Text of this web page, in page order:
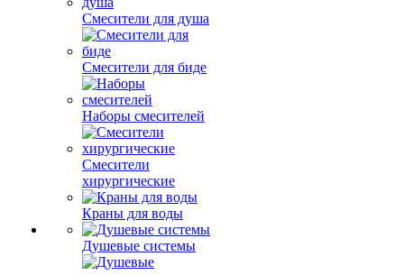
Смесители для душа
Смесители для биде
Наборы смесителей
Смесители
хирургические
Краны для воды
Душевые системы